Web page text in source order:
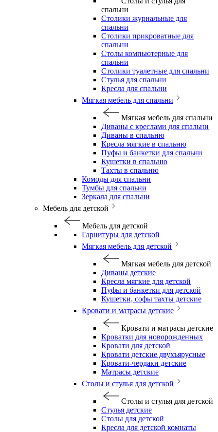
спальни
Столики журнальные для
спальни
Столики прикроватные для
спальни
Столы компьютерные для
спальни
Столики туалетные для спальни
Стулья для спальни
Кресла для спальни
Мягкая мебель для спальни
Мягкая мебель для спальни
Диваны с креслами для спальни
Диваны в спальню
Кресла мягкие в спальню
Пуфы и банкетки для спальни
Кушетки в спальню
Тахты в спальню
Комоды для спальни
Тумбы для спальни
Зеркала для спальни
Мебель для детской
Мебель для детской
Гарнитуры для детской
Мягкая мебель для детской
Мягкая мебель для детской
Диваны детские
Кресла мягкие для детской
Пуфы и банкетки для детской
Кушетки, софы тахты детские
Кровати и матрасы детские
Кровати и матрасы детские
Кроватки для новорожденных
Кровати для детской
Кровати детские двухъярусные
Кровати-чердаки детские
Матрасы детские
Столы и стулья для детской
Столы и стулья для детской
Стулья детские
Столы для детской
Кресла для детской комнаты